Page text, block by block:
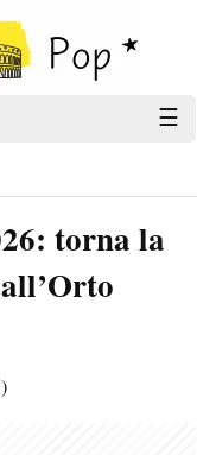
☰
torna la